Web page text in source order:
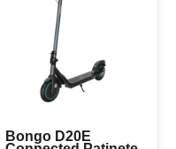
Bongo D20E